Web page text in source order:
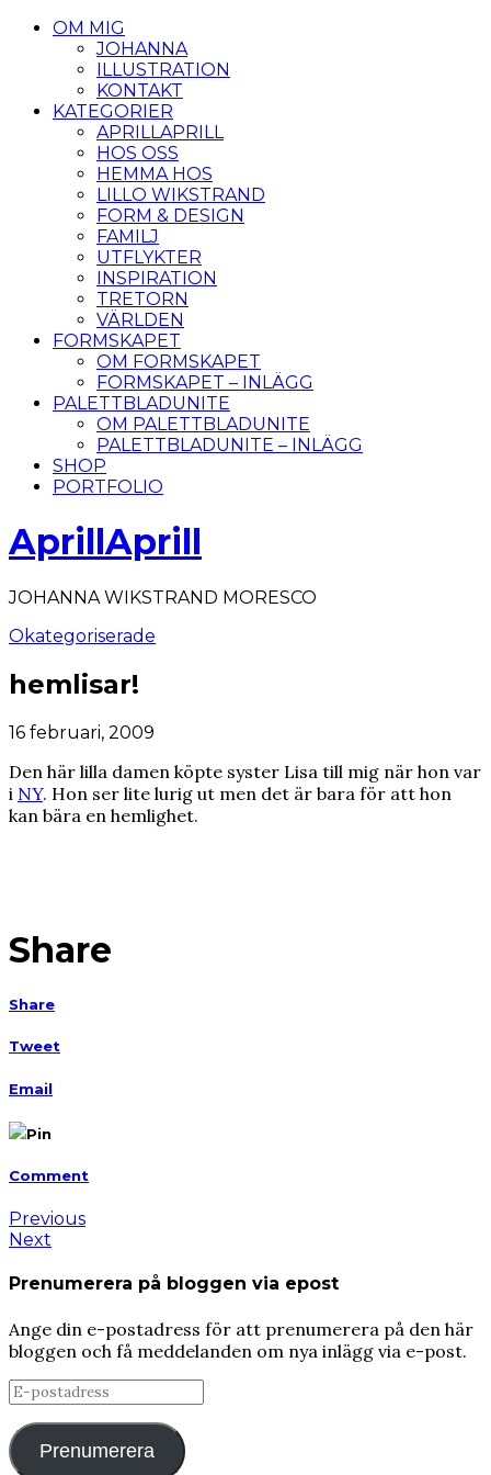
OM MIG
JOHANNA
ILLUSTRATION
KONTAKT
KATEGORIER
APRILLAPRILL
HOS OSS
HEMMA HOS
LILLO WIKSTRAND
FORM & DESIGN
FAMILJ
UTFLYKTER
INSPIRATION
TRETORN
VÄRLDEN
FORMSKAPET
OM FORMSKAPET
FORMSKAPET – INLÄGG
PALETTBLADUNITE
OM PALETTBLADUNITE
PALETTBLADUNITE – INLÄGG
SHOP
PORTFOLIO
AprillAprill
JOHANNA WIKSTRAND MORESCO
Okategoriserade
hemlisar!
16 februari, 2009
Den här lilla damen köpte syster Lisa till mig när hon var
i NY. Hon ser lite lurig ut men det är bara för att hon
kan bära en hemlighet.
Share
Share
Tweet
Email
Pin
Comment
Previous
Next
Prenumerera på bloggen via epost
Ange din e-postadress för att prenumerera på den här
bloggen och få meddelanden om nya inlägg via e-post.
E-
postadress
Prenumerera